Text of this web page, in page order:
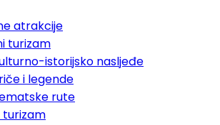
atrakcije
turizam
istorijsko nasljeđe
i legende
rute
turizam